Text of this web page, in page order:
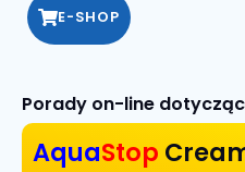
E-SHOP
Porady on-line
AquaStop